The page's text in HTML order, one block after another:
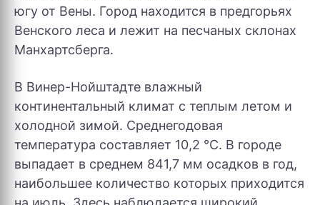
югу от Вены. Город находится в предгорьях
Венского леса и лежит на песчаных склонах
Манхартсберга.
В Винер-Нойштадте влажный
континентальный климат с теплым летом и
холодной зимой. Среднегодовая
температура составляет 10,2 °C. В городе
выпадает в среднем 841,7 мм осадков в год,
наибольшее количество которых приходится